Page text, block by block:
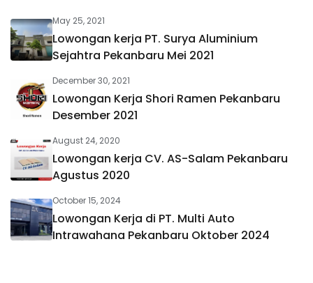
May 25, 2021
Lowongan kerja PT. Surya Aluminium
Sejahtra Pekanbaru Mei 2021
December 30, 2021
Lowongan Kerja Shori Ramen Pekanbaru
Desember 2021
August 24, 2020
Lowongan kerja CV. AS-Salam Pekanbaru
Agustus 2020
October 15, 2024
Lowongan Kerja di PT. Multi Auto
Intrawahana Pekanbaru Oktober 2024